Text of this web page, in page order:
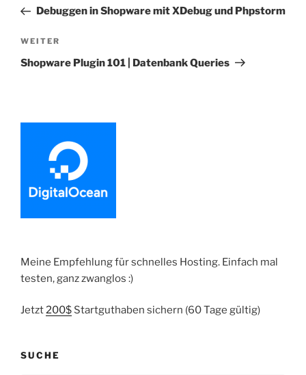
Beitrag
Debuggen in Shopware mit XDebug und Phpstorm
Nächster
Beitrag
WEITER
Shopware Plugin 101 | Datenbank Queries
Meine Empfehlung für schnelles Hosting. Einfach mal
testen, ganz zwanglos :)
Jetzt200$ Startguthaben sichern (60 Tage gültig)
SUCHE